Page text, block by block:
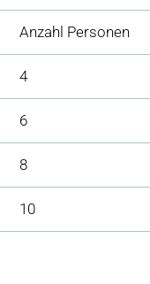
Anzahl Personen
4
6
8
10